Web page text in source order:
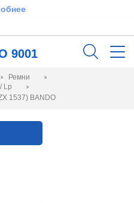
9001
Ремни
Lp
1537) BANDO